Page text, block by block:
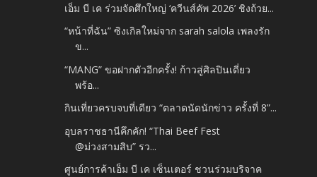
เอ็ม บี เค ร่วมจัดศึกใหญ่ ‘ควีนส์คัพ 2026’ ชิงถ้วย...
“หน้าที่ฉัน” ซิงเกิลใหม่จาก sarah salola เพลงรัก
ข...
“MANG” ขอฝากตัวอีกครั้ง! ก้าวสู่ศิลปินเดี่ยว
พร้อ...
กินเที่ยวครบจบที่เดียว “ตลาดนัดนักข่าว ครั้งที่ 8”...
อุบลราชธานีคึกคัก! “Thai Beef Fest
@ม่วงสามสิบ” รว...
ศูนย์การค้าเอ็ม บี เค เซ็นเตอร์ ชวนร่วมบริจาค